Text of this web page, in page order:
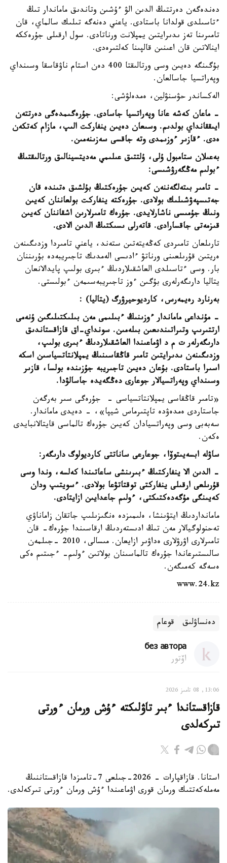
دەندەگەن دەرتتىڭ الدىن الۋ ءۇشىن وتاندىق ماماندار تىڭ
ءتاسىلدى قولدانا باستادى. ياعني دەنەگە تىلىك سالماي، قان
تامىرىنا تەز ىدىرايتىن يمپلانت ورناتادى. سول ارقىلى جۇرەككە
اينالاتىن قان اعىنىن قالپىنا كەلتىرەدى.
بۇگىنگە دەيىن وسى ورتالىقتا 400 دەن استام ناۋقاسقا وسىنداي
وپەراتسيا جاسالعان.
الەكساندر حۋسنۋلين، ەمدەلۋشى:
- ماعان كەشە عانا وپەراتسيا جاسادى. جۇرەگىمدەگى دەرتتەن
ايىققانداي بولدىم. وسىعان دەيىن ينفاركت الىپ، مازام كەتكەن
ەدى. ءقازىر ءوزىمدى وتە جاقسى سەزىنەمىن.
بەعىلان ستامبول ۇلى، ۇلتتىق عىلىمي مەديتسينالىق ورتالىقتىڭ
ءبولىم مەڭگەرۋشىسى:
- تامىر بىتەلگەننەن كەيىن جۇرەكتىڭ بۇلشىق ەتىندە قان
جەتىسپەۋشىلىك بولادى. جۇرەكتە ينفاركت بولعاننان كەيىن
ونىڭ جۇمىسى ناشارلايدى. جۇرەك تامىرلارىن اشقاننان كەيىن
قىزمەتى جاقسارادى. قاتەرلى ىسىكتىڭ الدىن الادى.
تارىلعان تامىردى كەڭەيتەتىن ستەند، ياعني تامىردا وزدىگىنەن
ەريتىن قۇرىلعىنى ورناتۋ ءادىسى الەمدىك تاجىريبەدە بۇرىننان
بار. وسى ءتاسىلدى العاشقىلاردىڭ ءبىرى بولىپ پايدالانعان
يتاليا دارىگەرلەرى بۇگىن ءوز تاجىريبەسىمەن ءبولىستى.
بەرنارد رەيمەرس، كارديوحيرۋرگ (يتاليا) :
- مۇنداعى ماماندار ءوزىنىڭ ءبىلىمى مەن بىلىكتىلىگىن ۇنەمى
ارتتىرىپ وتىراتىندىعىن بىلەمىن. سونداي-اق قازاقستاندىق
دارىگەرلەر ت م د اۋماعىندا العاشقىلاردىڭ ءبىرى بولىپ،
وزدىگىنەن ىدىرايتىن تامىر قاڭقاسىنىڭ يمپلانتاتسياسىن اسكە
اسىرا باستادى. بۇعان دەيىن تاجىريبە جۇزىندە بولسا، قازىر
وسىنداي وپەراتسيالار جوعارى دەڭگەيدە جاسالۋدا.
«تامىر قاڭقاسى يمپلانتاتسياسى - جۇرەگى سىر بەرگەن
جاستاردى ەمدەۋدە تاپتىرماس شيپا»، - دەيدى ماماندار.
سەبەبى وسى وپەراتسيادان كەيىن جۇرەك تالماسى قايتالانبايدى
ەكەن.
ساۋلە ابسەيىتوۆا، جوعارعى ساناتتى كارديولوگ دارىگەر:
- الدىن الا ينفاركتىڭ ءبىرىنشى ساعاتىندا كەلسە، وندا وسى
قۇرىلعى ارقىلى ينفاركتى توقتاتۋعا بولادى. ءسويتىپ ودان
كەيىنگى مۇگەدەكتىكتى، ءولىم جاعدايىن ازايتادى.
مامانداردىڭ ايتۋىنشا، ەلىمىزدە ەنگىزىلىپ جاتقان زاماناۋي
تەحنولوگيالار مەن تىڭ ادىستەردىڭ ارقاسىندا جۇرەك- قان
تامىرلارى اۋرۋلارى ەداۋىر ازايعان. مىسالى، 2010 -جىلمەن
سالىستىرعاندا جۇرەك تالماسىنان بولاتىن ءولىم- ءجىتىم ەكى
ەسەگە كەمىگەن.
www.24.kz
دەنساۋلىق قوعام
без автора
اۆتور
13:06, 08 تامىز 2026
قازاقستاندا ءبىر تاۋلىكتە ءۇش ورمان ءورتى
تىركەلدى
استانا. قازاقپارات - 2026-جىلعى 7-تامىزدا قازاقستاننىڭ
مەملەكەتتىك ورمان قورى اۋماعىندا ءۇش ورمان ءورتى تىركەلدى.